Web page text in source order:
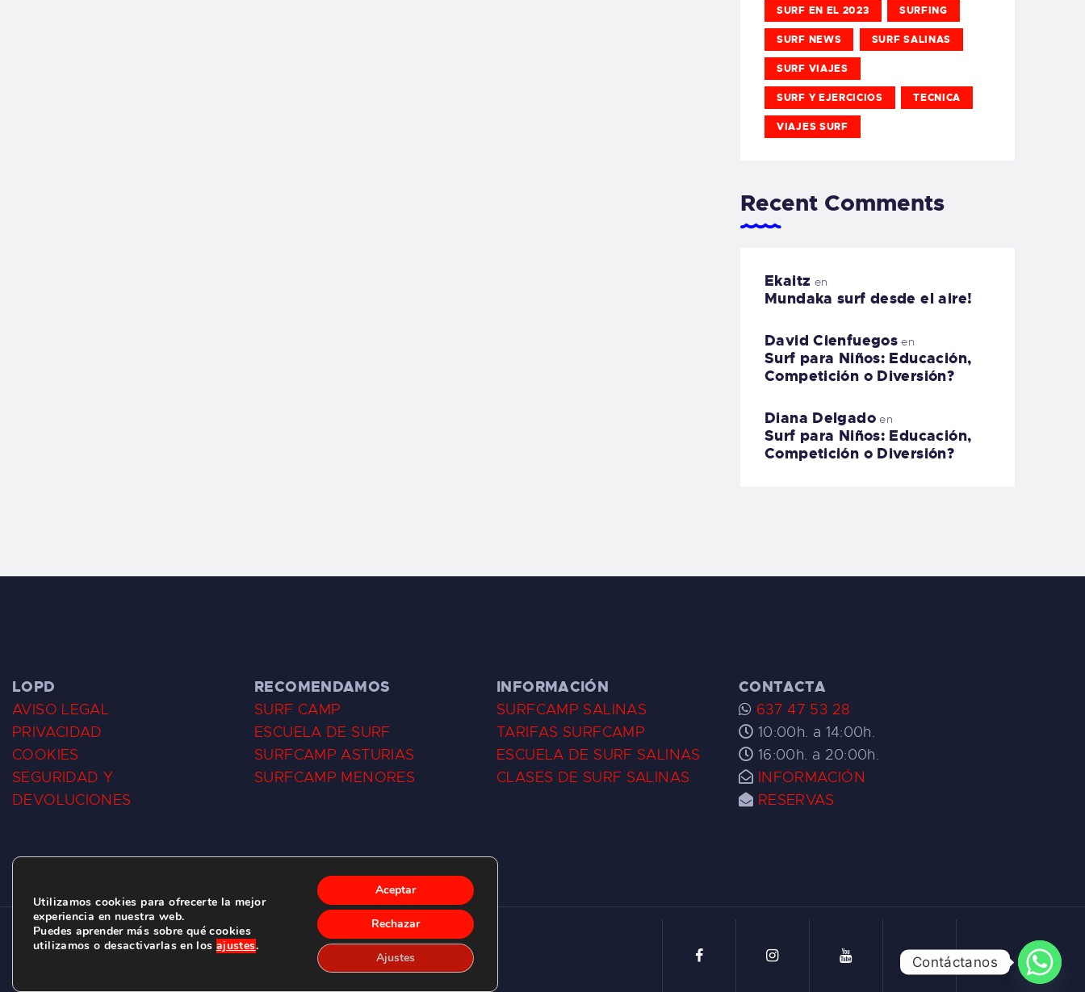
SURF EN EL 2023 SURFING
SURF NEWS SURF SALINAS
SURF VIAJES
SURF Y EJERCICIOS TECNICA
VIAJES SURF
Recent Comments
Ekaitz en
Mundaka surf desde el aire!
David Cienfuegos en
Surf para Niños: Educación,
Competición o Diversión?
Diana Delgadoen
Surf para Niños: Educación,
Competición o Diversión?
LOPD
AVISO LEGAL
PRIVACIDAD
COOKIES
SEGURIDAD Y
DEVOLUCIONES
RECOMENDAMOS
SURF CAMP
ESCUELA DE SURF
SURFCAMP ASTURIAS
SURFCAMP MENORES
INFORMACIÓN
SURFCAMP SALINAS
TARIFAS SURFCAMP
ESCUELA DE SURF SALINAS
CLASES DE SURF SALINAS
CONTACTA
637 47 53 28
10:00h. a 14:00h.
16:00h. a 20:00h.
INFORMACIÓN
RESERVAS
CLUB DE SURF LAS DUNAS ©2026.
C/ BERNARDO ÁLVAREZ GALAN 1, SALINAS (ASTURIAS)
Utilizamos cookies para ofrecerte la mejor
experiencia en nuestra web.
Puedes aprender más sobre qué cookies
utilizamos o desactivarlas en los ajustes.
Aceptar
Rechazar
Ajustes Contáctanos